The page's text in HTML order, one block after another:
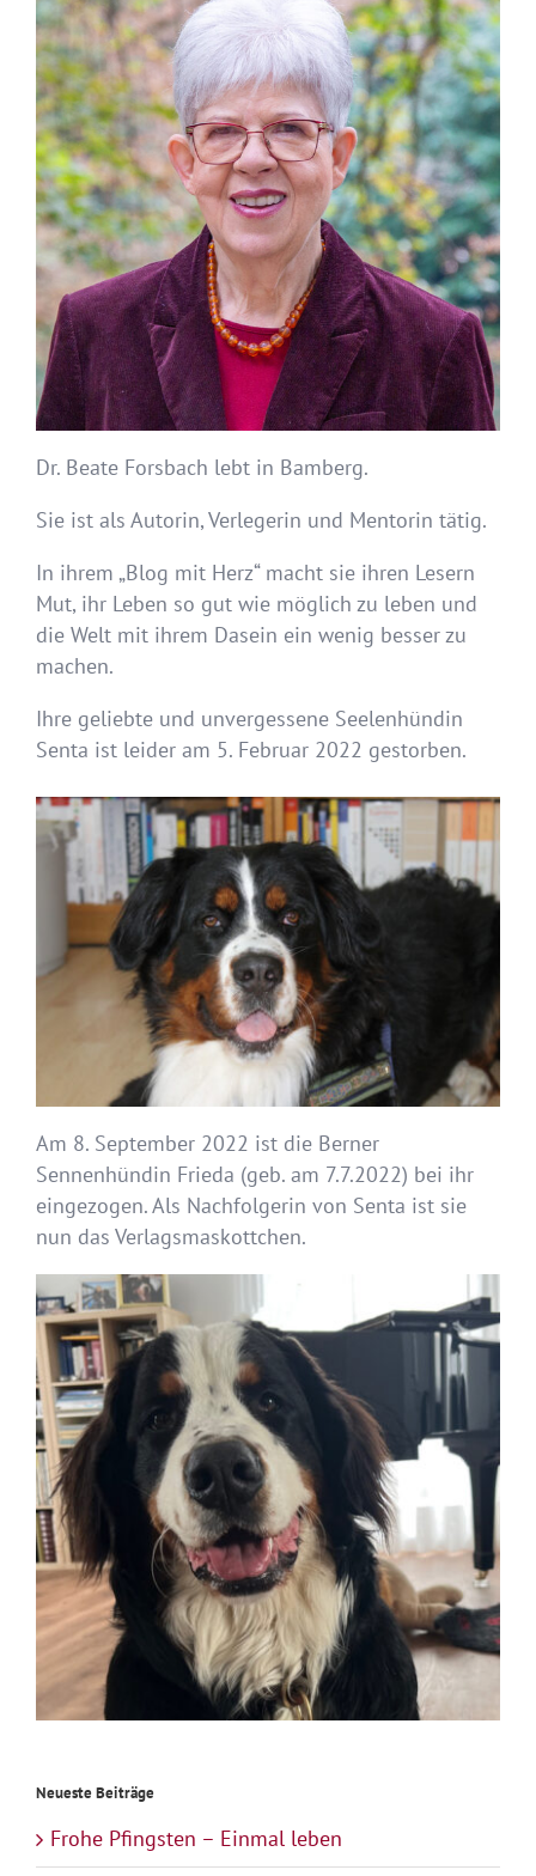
Dr. Beate Forsbach lebt in Bamberg.
Sie ist als Autorin, Verlegerin und Mentorin tätig.
In ihrem „Blog mit Herz“ macht sie ihren Lesern
Mut, ihr Leben so gut wie möglich zu leben und
die Welt mit ihrem Dasein ein wenig besser zu
machen.
Ihre geliebte und unvergessene Seelenhündin
Senta ist leider am 5. Februar 2022 gestorben.
Am 8. September 2022 ist die Berner
Sennenhündin Frieda (geb. am 7.7.2022) bei ihr
eingezogen. Als Nachfolgerin von Senta ist sie
nun das Verlagsmaskottchen.
Neueste Beiträge
Frohe Pfingsten – Einmal leben